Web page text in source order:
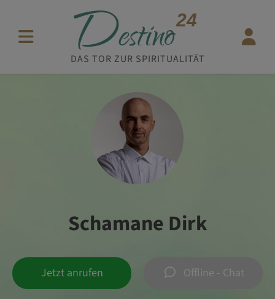
Destino24
DAS TOR ZUR SPIRITUALITÄT
Schamane Dirk
Jetzt anrufen Offline - Chat